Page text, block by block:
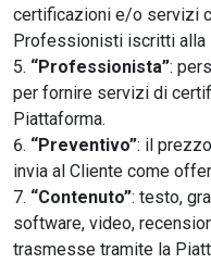
certificazioni e/o servizi
Professionisti iscritti alla
“Professionista”:
per fornire servizi di
Piattaforma.
“Preventivo”: il
invia al Cliente come
“Contenuto”: testo,
software, video,
trasmesse tramite la